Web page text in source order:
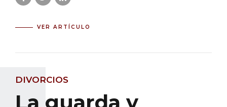
VER ARTÍCULO
DIVORCIOS
La guarda y